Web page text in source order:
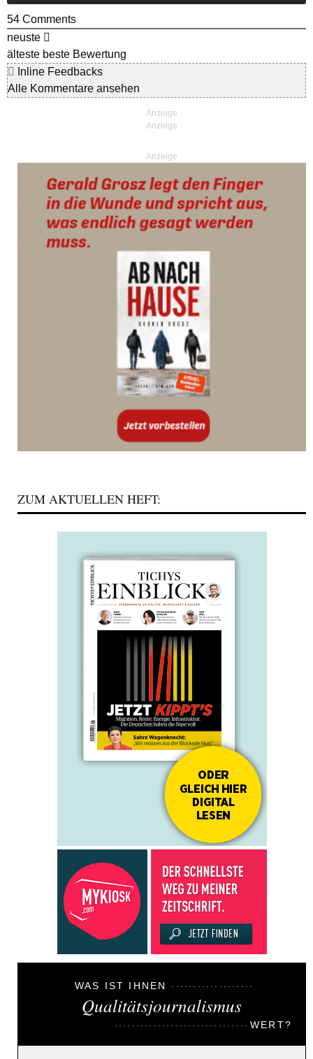
54 Comments
neuste
älteste beste Bewertung
Inline Feedbacks
Alle Kommentare ansehen
Anzeige
ZUM AKTUELLEN HEFT:
WAS IST IHNEN
Qualitätsjournalismus
WERT?